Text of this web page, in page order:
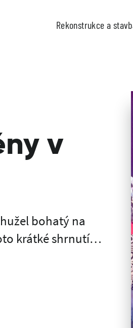
Rekonstrukce a
v
bohatý na
krátké shrnutí…